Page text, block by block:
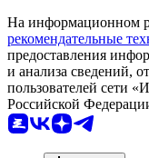
На информационном
рекомендательные
предоставления
и анализа сведений,
пользователей сети
Российской